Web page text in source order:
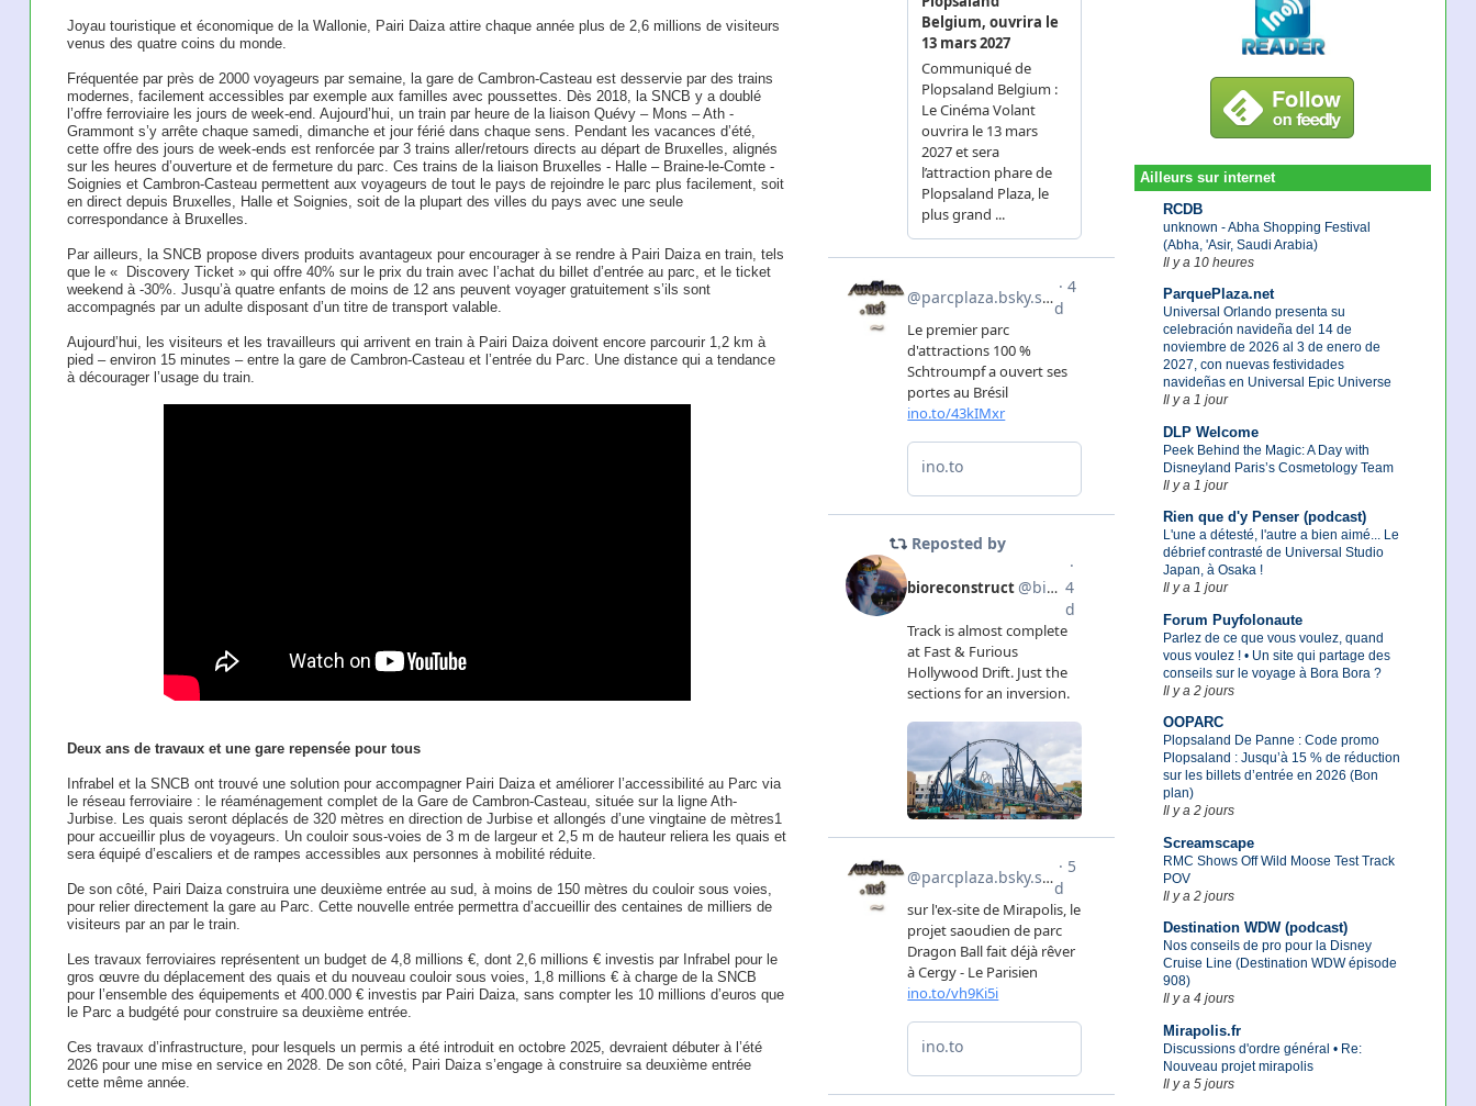
Ailleurs sur internet
RCDB
unknown - Abha Shopping Festival
(Abha, 'Asir, Saudi Arabia)
Il y a 10 heures
ParquePlaza.net
Universal Orlando presenta su
celebración navideña del 14 de
noviembre de 2026 al 3 de enero de
2027, con nuevas festividades
navideñas en Universal Epic Universe
Il y a 1 jour
DLP Welcome
Peek Behind the Magic: A Day with
Disneyland Paris’s Cosmetology Team
Il y a 1 jour
Rien que d'y Penser (podcast)
L'une a détesté, l'autre a bien aimé... Le
débrief contrasté de Universal Studio
Japan, à Osaka !
Il y a 1 jour
Forum Puyfolonaute
Parlez de ce que vous voulez, quand
vous voulez ! • Un site qui partage des
conseils sur le voyage à Bora Bora ?
Il y a 2 jours
OOPARC
Plopsaland De Panne : Code promo
Plopsaland : Jusqu’à 15 % de réduction
sur les billets d’entrée en 2026 (Bon
plan)
Il y a 2 jours
Screamscape
RMC Shows Off Wild Moose Test Track
POV
Il y a 2 jours
Destination WDW (podcast)
Nos conseils de pro pour la Disney
Cruise Line (Destination WDW épisode
908)
Il y a 4 jours
Mirapolis.fr
Discussions d'ordre général • Re:
Nouveau projet mirapolis
Il y a 5 jours
Joyau touristique et économique de la Wallonie, Pairi Daiza attire chaque année plus de 2,6 millions de visiteurs
venus des quatre coins du monde.
Fréquentée par près de 2000 voyageurs par semaine, la gare de Cambron-Casteau est desservie par des trains
modernes, facilement accessibles par exemple aux familles avec poussettes. Dès 2018, la SNCB y a doublé
l’offre ferroviaire les jours de week-end. Aujourd’hui, un train par heure de la liaison Quévy – Mons – Ath -
Grammont s’y arrête chaque samedi, dimanche et jour férié dans chaque sens. Pendant les vacances d’été,
cette offre des jours de week-ends est renforcée par 3 trains aller/retours directs au départ de Bruxelles, alignés
sur les heures d’ouverture et de fermeture du parc. Ces trains de la liaison Bruxelles - Halle – Braine-le-Comte -
Soignies et Cambron-Casteau permettent aux voyageurs de tout le pays de rejoindre le parc plus facilement, soit
en direct depuis Bruxelles, Halle et Soignies, soit de la plupart des villes du pays avec une seule
correspondance à Bruxelles.
Par ailleurs, la SNCB propose divers produits avantageux pour encourager à se rendre à Pairi Daiza en train, tels
que le « ​ Discovery Ticket » qui offre 40% sur le prix du train avec l’achat du billet d’entrée au parc, et le ticket
weekend à -30%. Jusqu’à quatre enfants de moins de 12 ans peuvent voyager gratuitement s’ils sont
accompagnés par un adulte disposant d’un titre de transport valable.
Aujourd’hui, les visiteurs et les travailleurs qui arrivent en train à Pairi Daiza doivent encore parcourir 1,2 km à
pied – environ 15 minutes – entre la gare de Cambron-Casteau et l’entrée du Parc. Une distance qui a tendance
à décourager l’usage du train.
Deux ans de travaux et une gare repensée pour tous
Infrabel et la SNCB ont trouvé une solution pour accompagner Pairi Daiza et améliorer l’accessibilité au Parc via
le réseau ferroviaire : le réaménagement complet de la Gare de Cambron-Casteau, située sur la ligne Ath-
Jurbise. Les quais seront déplacés de 320 mètres en direction de Jurbise et allongés d’une vingtaine de mètres1
pour accueillir plus de voyageurs. Un couloir sous-voies de 3 m de largeur et 2,5 m de hauteur reliera les quais et
sera équipé d’escaliers et de rampes accessibles aux personnes à mobilité réduite.
De son côté, Pairi Daiza construira une deuxième entrée au sud, à moins de 150 mètres du couloir sous voies,
pour relier directement la gare au Parc. Cette nouvelle entrée permettra d’accueillir des centaines de milliers de
visiteurs par an par le train.
Les travaux ferroviaires représentent un budget de 4,8 millions €, dont 2,6 millions € investis par Infrabel pour le
gros œuvre du déplacement des quais et du nouveau couloir sous voies, 1,8 millions € à charge de la SNCB
pour l’ensemble des équipements et 400.000 € investis par Pairi Daiza, sans compter les 10 millions d’euros que
le Parc a budgété pour construire sa deuxième entrée.
Ces travaux d’infrastructure, pour lesquels un permis a été introduit en octobre 2025, devraient débuter à l’été
2026 pour une mise en service en 2028. De son côté, Pairi Daiza s’engage à construire sa deuxième entrée
cette même année. ​